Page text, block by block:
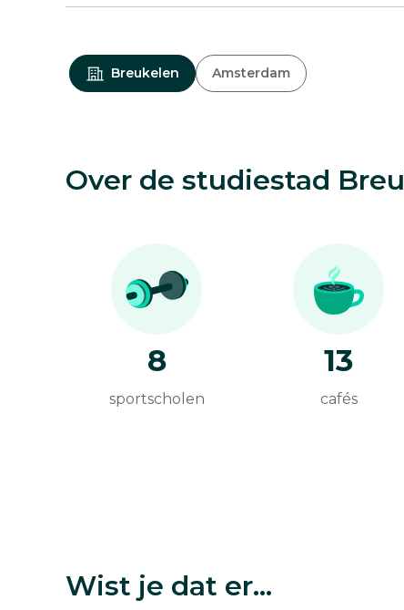
Breukelen Amsterdam
Over de studiestad
8
sportscholen
13
cafés
Wist je dat er...